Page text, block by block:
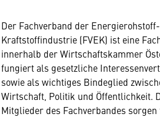
Der Fachverband der
Kraftstoffindustrie (FVEK) ist eine
innerhalb der Wirtschaftskammer
fungiert als gesetzliche
sowie als wichtiges Bindeglied
Wirtschaft, Politik und Öffentlichkeit.
Mitglieder des Fachverbandes